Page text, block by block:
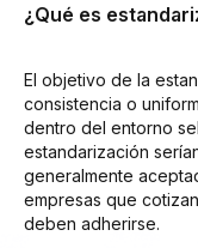
¿Qué es
El objetivo de la
consistencia o
dentro del entorno
estandarización
generalmente
empresas que
deben adherirse.